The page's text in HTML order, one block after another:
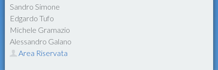
Sandro Simone
Edgardo Tufo
Michele Gramazio
Alessandro Galano
Area Riservata